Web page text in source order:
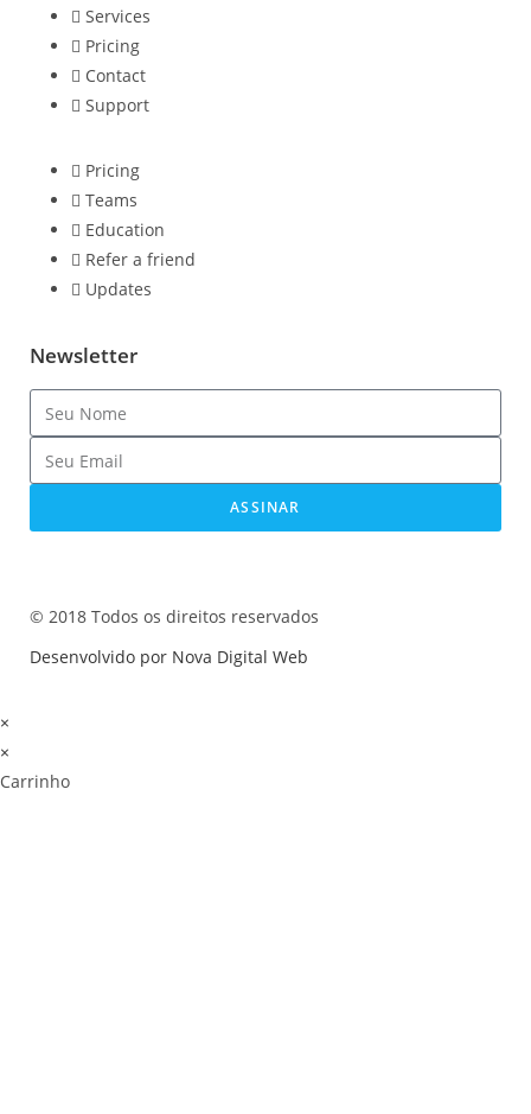
Services
Pricing
Contact
Support
Pricing
Teams
Education
Refer a friend
Updates
Newsletter
ASSINAR
© 2018 Todos os direitos reservados
Desenvolvido por Nova Digital Web
×
×
Carrinho